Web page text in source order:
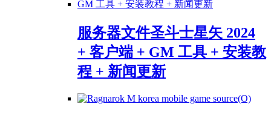
服务器文件圣斗士星矢 2024
+ 客户端 + GM 工具 + 安装教
程 + 新闻更新